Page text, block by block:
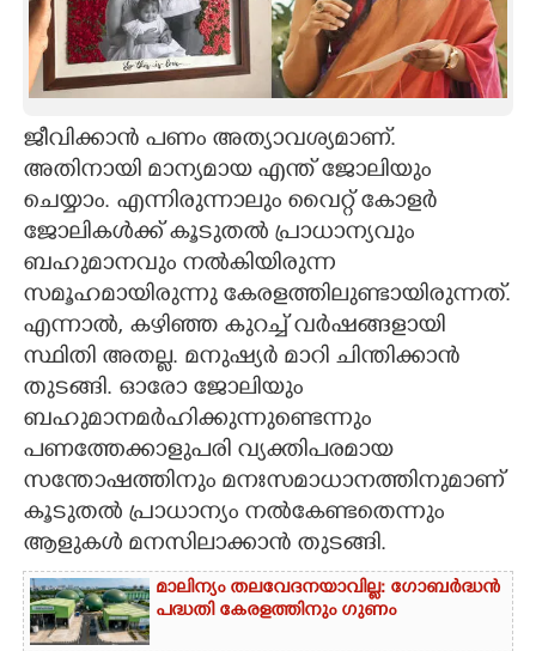
ASTRO
CARTOONS
LITERATURE
ZOOM
CONTACT US
ജീവിക്കാൻ പണം അത്യാവശ്യമാണ്.
അതിനായി മാന്യമായ എന്ത് ജോലിയും
ചെയ്യാം. എന്നിരുന്നാലും വൈറ്റ് കോളർ
ജോലികൾക്ക് കൂടുതൽ പ്രാധാന്യവും
ബഹുമാനവും നൽകിയിരുന്ന
സമൂഹമായിരുന്നു കേരളത്തിലുണ്ടായിരുന്നത്.
എന്നാൽ, കഴിഞ്ഞ കുറച്ച് വർഷങ്ങളായി
സ്ഥിതി അതല്ല. മനുഷ്യർ മാറി ചിന്തിക്കാൻ
തുടങ്ങി. ഓരോ ജോലിയും
ബഹുമാനമർഹിക്കുന്നുണ്ടെന്നും
പണത്തേക്കാളുപരി വ്യക്തിപരമായ
സന്തോഷത്തിനും മനഃസമാധാനത്തിനുമാണ്
കൂടുതൽ പ്രാധാന്യം നൽകേണ്ടതെന്നും
ആളുകൾ മനസിലാക്കാൻ തുടങ്ങി.
മാലിന്യം തലവേദനയാവില്ല: ഗോബർദ്ധൻ
പദ്ധതി കേരളത്തിനും ഗുണം